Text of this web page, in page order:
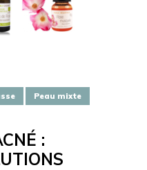
Peau mixte
: